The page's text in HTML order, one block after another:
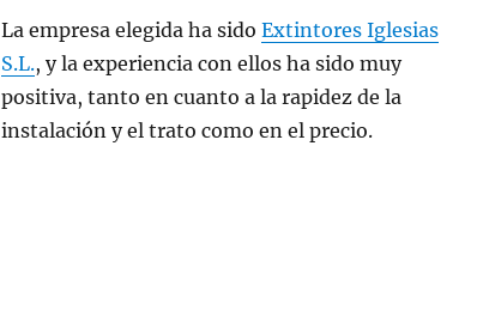
La empresa elegida ha sido Extintores Iglesias
S.L., y la experiencia con ellos ha sido muy
positiva, tanto en cuanto a la rapidez de la
instalación y el trato como en el precio.